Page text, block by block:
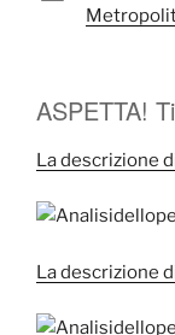
ASPETTA!
La descrizione
La descrizione